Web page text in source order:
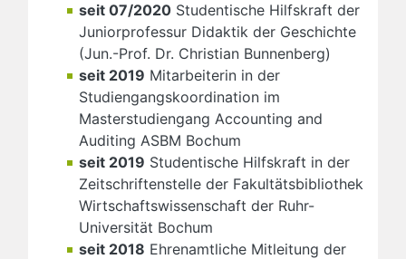
seit 07/2020 Studentische Hilfskraft der
Juniorprofessur Didaktik der Geschichte
(Jun.-Prof. Dr. Christian Bunnenberg)
seit 2019 Mitarbeiterin in der
Studiengangskoordination im
Masterstudiengang Accounting and
Auditing ASBM Bochum
seit 2019 Studentische Hilfskraft in der
Zeitschriftenstelle der Fakultätsbibliothek
Wirtschaftswissenschaft der Ruhr-
Universität Bochum
seit 2018 Ehrenamtliche Mitleitung der